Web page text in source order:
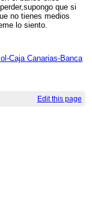
que si
no tienes medios
lo siento.
Caja Canarias-Banca
Edit this page